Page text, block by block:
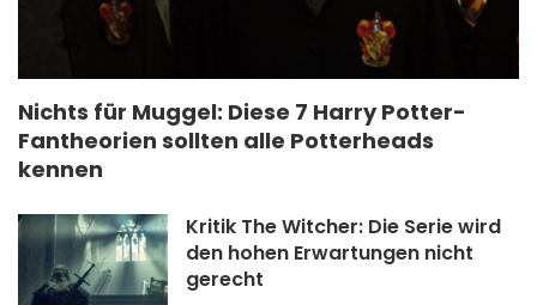
Nichts für Muggel: Diese 7 Harry Potter-
Fantheorien sollten alle Potterheads
kennen
Kritik The Witcher: Die Serie wird
den hohen Erwartungen nicht
gerecht